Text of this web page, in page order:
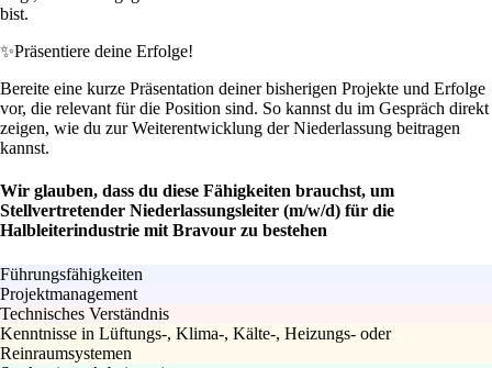
bist.
✨Präsentiere deine Erfolge!
Bereite eine kurze Präsentation deiner bisherigen Projekte und Erfolge
vor, die relevant für die Position sind. So kannst du im Gespräch direkt
zeigen, wie du zur Weiterentwicklung der Niederlassung beitragen
kannst.
Wir glauben, dass du diese Fähigkeiten brauchst, um
Stellvertretender Niederlassungsleiter (m/w/d) für die
Halbleiterindustrie mit Bravour zu bestehen
Führungsfähigkeiten
Projektmanagement
Technisches Verständnis
Kenntnisse in Lüftungs-, Klima-, Kälte-, Heizungs- oder
Reinraumsystemen